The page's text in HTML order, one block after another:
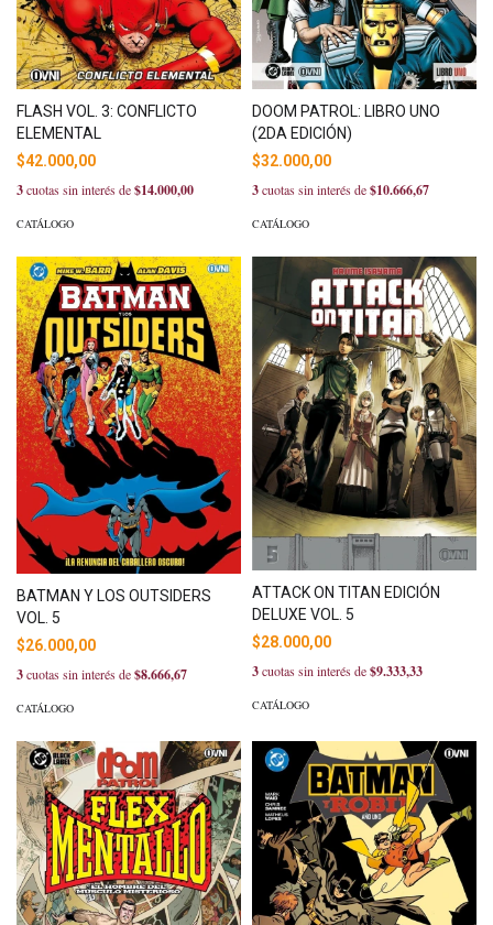
FLASH VOL. 3: CONFLICTO
ELEMENTAL
$42.000,00
3cuotas sin interés de$14.000,00
CATÁLOGO
DOOM PATROL: LIBRO UNO
(2DA EDICIÓN)
$32.000,00
3cuotas sin interés de$10.666,67
CATÁLOGO
BATMAN Y LOS OUTSIDERS
VOL. 5
$26.000,00
3cuotas sin interés de$8.666,67
CATÁLOGO
ATTACK ON TITAN EDICIÓN
DELUXE VOL. 5
$28.000,00
3cuotas sin interés de$9.333,33
CATÁLOGO